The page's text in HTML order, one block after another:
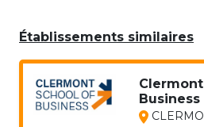
Établissements similaires
Business